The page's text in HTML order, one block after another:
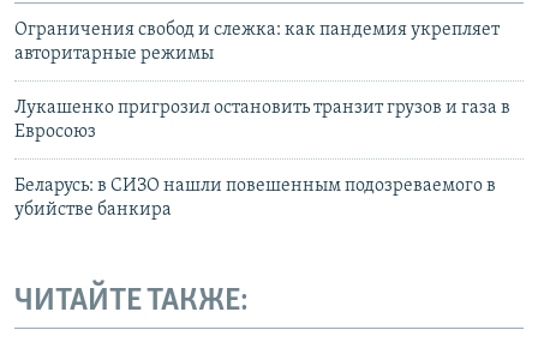
Ограничения свобод и слежка: как пандемия укрепляет
авторитарные режимы
Лукашенко пригрозил остановить транзит грузов и газа в
Евросоюз
Беларусь: в СИЗО нашли повешенным подозреваемого в
убийстве банкира
ЧИТАЙТЕ ТАКЖЕ: